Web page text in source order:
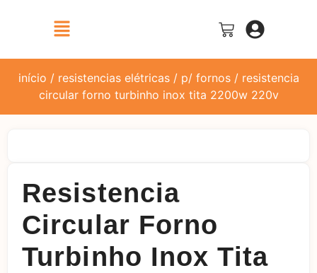
início / resistencias elétricas/ p/ fornos/ resistencia
circular forno turbinho inox tita 2200w 220v
Resistencia
Circular Forno
Turbinho Inox Tita